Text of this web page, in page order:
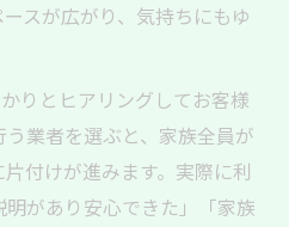
スが広がり、気持ちにもゆ
かりとヒアリングしてお客様
業者を選ぶと、家族全員が
付けが進みます。実際に利
があり安心できた」「家族